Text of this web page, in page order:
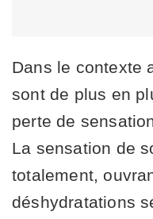
Dans le contexte
sont de plus en
perte de
La sensation de
totalement,
déshydratations